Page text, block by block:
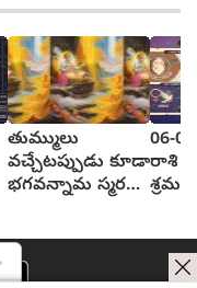
వచ్చేటప్పుడు
అంబులెన్సులో
ఆమె శవాన్ని
తెచ్చాడు
చీఫ్
రావు
తుమ్ములు
వచ్చేటప్పుడు కూడా
భగవన్నామ స్మరణ
కథేంటి?
06-
రాశి
శ్రమ